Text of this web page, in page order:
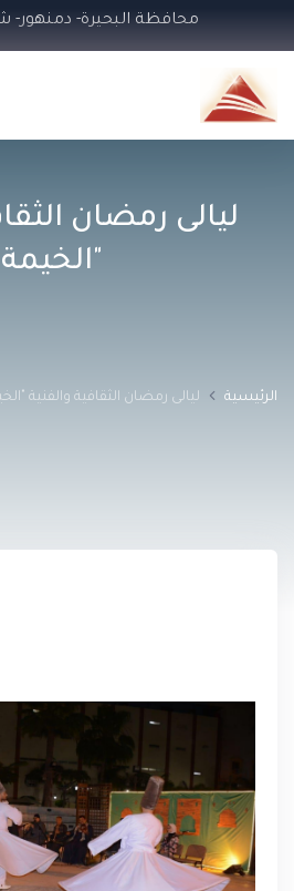
محافظة البحيرة- دمنهور-
ليالى رمضان
الرئيسية ليالى رمضان الثقافية والفنية